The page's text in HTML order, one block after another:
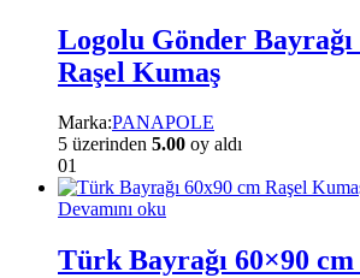
Logolu Gönder Bayrağı
Raşel Kumaş
Marka:PANAPOLE
5 üzerinden 5.00 oy aldı
01
Devamını oku
Türk Bayrağı 60×90